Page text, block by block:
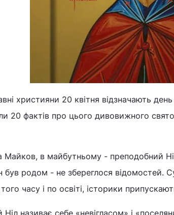
християни 20 квітня відзначають
20 фактів про цього дивовижного
Майков, в майбутньому - преподобний
був родом - не збереглося відомостей.
часу і по освіті, історики
Ніл називає себе «невігласом» і